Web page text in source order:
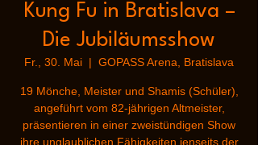
Kung Fu in Bratislava –
Die Jubiläumsshow
Fr., 30. Mai
  |
GOPASS Arena, Bratislava
19 Mönche, Meister und Shamis (Schüler),
angeführt vom 82-jährigen Altmeister,
präsentieren in einer zweistündigen Show
ihre unglaublichen Fähigkeiten jenseits der